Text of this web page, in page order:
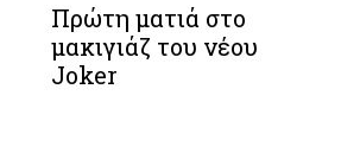
Πρώτη ματιά στο
μακιγιάζ του νέου
Joker